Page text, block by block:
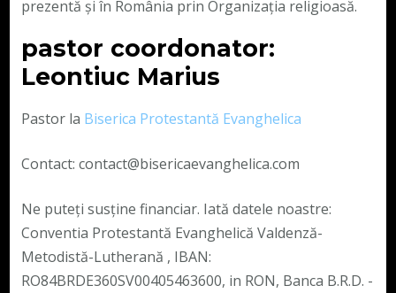
prezentă și în România prin Organizația religioasă.
pastor coordonator:
Leontiuc Marius
Pastor la Biserica Protestantă Evanghelica
Contact: contact@bisericaevanghelica.com
Ne puteți susține financiar. Iată datele noastre:
Conventia Protestantă Evanghelică Valdenză-
Metodistă-Lutherană , IBAN:
RO84BRDE360SV00405463600, in RON, Banca B.R.D. -